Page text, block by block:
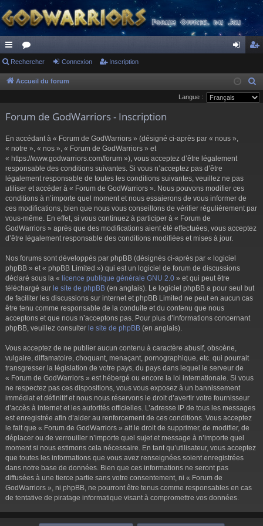
ac
co
ci
or
u
s
ne cri
pti
Rechercher Connexion Inscription
Accueil du forum
e
Langue :
Forum de GodWarriors - Inscription
En accédant à « Forum de GodWarriors » (désigné ci-après par « nous »,
« notre », « nos », « Forum de GodWarriors » et
« https://www.godwarriors.com/forum »), vous acceptez d’être légalement
responsable des conditions suivantes. Si vous n’acceptez pas d’être
légalement responsable de toutes les conditions suivantes, veuillez ne pas
utiliser et accéder à « Forum de GodWarriors ». Nous pouvons modifier ces
conditions à n’importe quel moment et nous essaierons de vous informer de
ces modifications, bien que nous vous conseillons de vérifier régulièrement par
vous-même. En effet, si vous continuez à participer à « Forum de
GodWarriors » après que des modifications aient été effectuées, vous acceptez
d’être légalement responsable des conditions modifiées et mises à jour.
Nos forums sont développés par phpBB (désignés ci-après par « logiciel
phpBB » et « phpBB Limited ») qui est un logiciel de forum de discussions
déclaré sous la « licence publique générale GNU 2.0 » et qui peut être
téléchargé sur le site de phpBB (en anglais). Le logiciel phpBB a pour seul but
de faciliter les discussions sur internet et phpBB Limited ne peut en aucun cas
être tenu comme responsable de la conduite et du contenu que nous
acceptons et que nous n’acceptons pas. Pour plus d’informations concernant
phpBB, veuillez consulter le site de phpBB (en anglais).
Vous acceptez de ne publier aucun contenu à caractère abusif, obscène,
vulgaire, diffamatoire, choquant, menaçant, pornographique, etc. qui pourrait
transgresser la législation de votre pays, du pays dans lequel le serveur de
« Forum de GodWarriors » est hébergé ou encore la loi internationale. Si vous
ne respectez pas ces dispositions, vous vous exposez à un bannissement
immédiat et définitif et nous nous réservons le droit d’avertir votre fournisseur
d’accès à internet et les autorités officielles. L’adresse IP de tous les messages
est enregistrée afin d’aider au renforcement de ces conditions. Vous acceptez
le fait que « Forum de GodWarriors » ait le droit de supprimer, de modifier, de
déplacer ou de verrouiller n’importe quel sujet et message à n’importe quel
moment si nous estimons cela nécessaire. En tant qu’utilisateur, vous acceptez
que toutes les informations que vous avez renseignées soient enregistrées
dans notre base de données. Bien que ces informations ne seront pas
diffusées à une tierce partie sans votre consentement, ni « Forum de
GodWarriors », ni phpBB, ne pourront être tenus comme responsables en cas
de tentative de piratage informatique visant à compromettre vos données.